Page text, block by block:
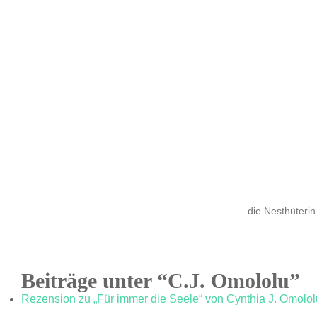
die Nesthüterin
Beiträge unter “C.J. Omololu”
Rezension zu „Für immer die Seele“ von Cynthia J.